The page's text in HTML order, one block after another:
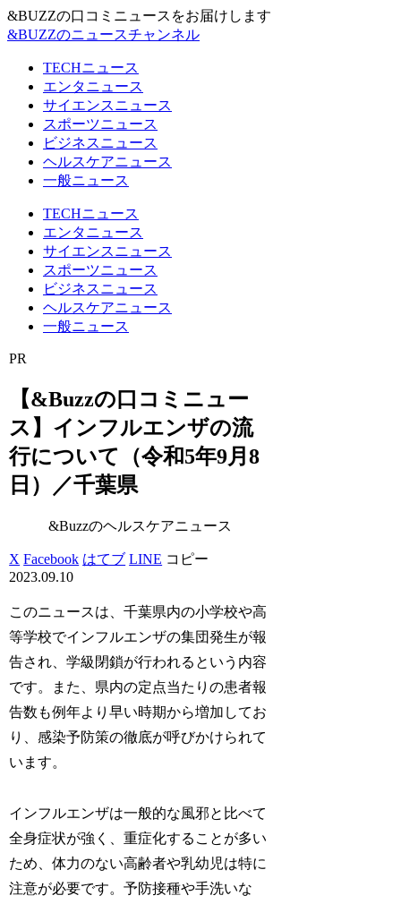
&BUZZの口コミニュースをお届けします
&BUZZのニュースチャンネル
TECHニュース
エンタニュース
サイエンスニュース
スポーツニュース
ビジネスニュース
ヘルスケアニュース
一般ニュース
TECHニュース
エンタニュース
サイエンスニュース
スポーツニュース
ビジネスニュース
ヘルスケアニュース
一般ニュース
PR
【&Buzzの口コミニュー
ス】インフルエンザの流
行について（令和5年9月8
日）／千葉県
&Buzzのヘルスケアニュース
X Facebook はてブ LINE コピー
2023.09.10
このニュースは、千葉県内の小学校や高
等学校でインフルエンザの集団発生が報
告され、学級閉鎖が行われるという内容
です。また、県内の定点当たりの患者報
告数も例年より早い時期から増加してお
り、感染予防策の徹底が呼びかけられて
います。
インフルエンザは一般的な風邪と比べて
全身症状が強く、重症化することが多い
ため、体力のない高齢者や乳幼児は特に
注意が必要です。予防接種や手洗いな